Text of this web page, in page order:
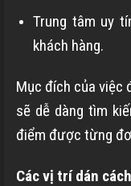
Trung tâm uy
khách hàng.
Mục đích của việc
sẽ dễ dàng tìm
điểm được từng
Các vị trí dán